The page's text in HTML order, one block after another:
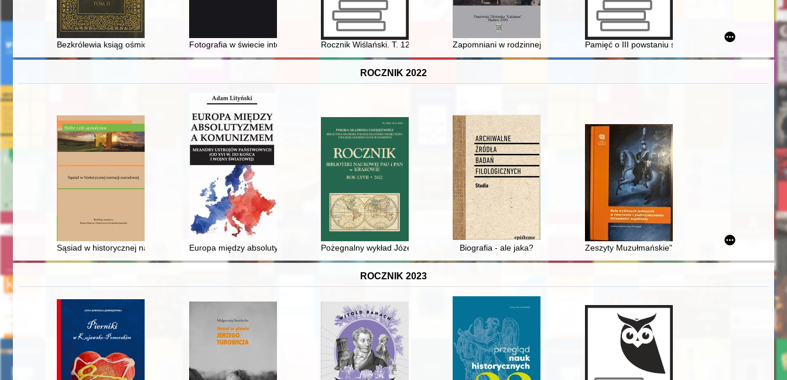
Bezkrólewia ksiąg ośmioro, czyli Dzieje Polski od zgonu Zygmunta Augusta roku 1572 aż do roku 1576. T. 2
Fotografia w świecie intermediów Rocznik Wiślański. T. 12/13 (2021) Zapomniani w rodzinnej Wielowsi. 1,Pamięć o III powstaniu śląskim w symbolach i
ROCZNIK 2022
Sąsiad w historycznej narracji narodowejEuropa między absolutyzmem a komunizmem : meandry ustrojów państwowych (od XVI w. do końca I wojny światowej)
Pożegnalny wykład Józefa Juliana Sękowskiego, Uniwersytet w Sankt Petersburgu, 1847
Biografia - ale jaka? Zeszyty Muzułmańskie" jako próba reaktywacji
ROCZNIK 2023